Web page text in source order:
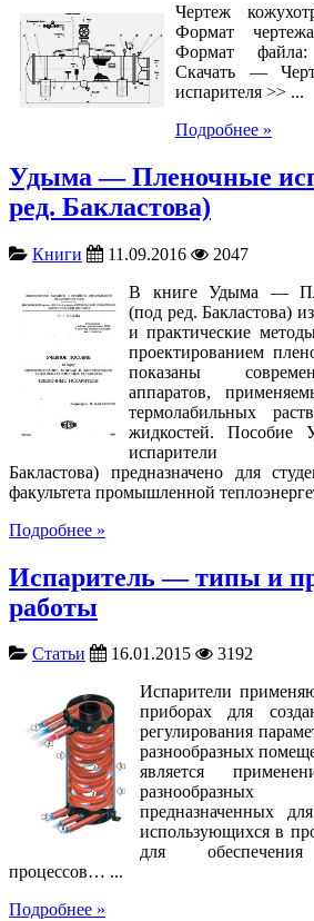
Чертеж
Формат
Формат
Скачать —
испарителя >> ...
Подробнее »
Удыма — Пленочные
ред. Бакластова)
Книги 11.09.2016
2047
В книге Удыма —
(под ред. Бакластова)
и практические
проектированием
показаны
аппаратов,
термолабильных
жидкостей.
Бакластова) предназначено для
факультета промышленной
Подробнее »
Испаритель — типы и
работы
Статьи 16.01.2015
3192
Испарители
приборах для
регулирования
разнообразных
является
разнообразных
предназначенных
использующихся в
для обеспечения
процессов… ...
Подробнее »